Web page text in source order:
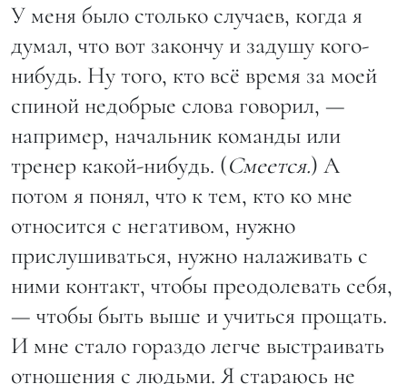
У меня было столько случаев, когда я
думал, что вот закончу и задушу кого-
нибудь. Ну того, кто всё время за моей
спиной недобрые слова говорил, —
например, начальник команды или
тренер какой-нибудь. (Смеется.) А
потом я понял, что к тем, кто ко мне
относится с негативом, нужно
прислушиваться, нужно налаживать с
ними контакт, чтобы преодолевать себя,
— чтобы быть выше и учиться прощать.
И мне стало гораздо легче выстраивать
отношения с людьми. Я стараюсь не